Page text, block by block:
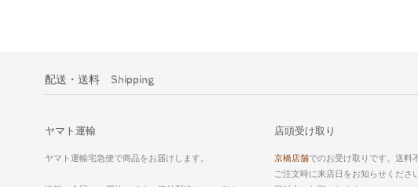
配送・送料 Shipping
ヤマト運輸
ヤマト運輸宅急便で商品をお届けします。
店頭受け取り
京橋店舗でのお受け取りです。送料
ご注文時に来店日をお知らせくださ